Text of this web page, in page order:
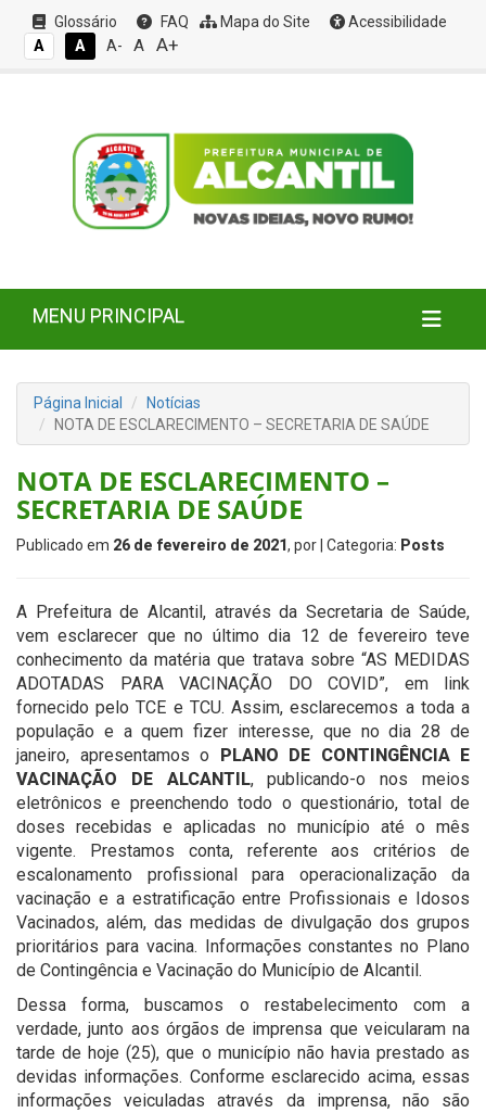
Glossário FAQ Mapa do Site
Acessibilidade
A
A A- A A+
MENU PRINCIPAL
Página Inicial
Notícias
NOTA DE ESCLARECIMENTO – SECRETARIA DE SAÚDE
NOTA DE ESCLARECIMENTO –
SECRETARIA DE SAÚDE
Publicado em 26 de fevereiro de 2021, por | Categoria: Posts
A Prefeitura de Alcantil, através da Secretaria de Saúde,
vem esclarecer que no último dia 12 de fevereiro teve
conhecimento da matéria que tratava sobre “AS MEDIDAS
ADOTADAS PARA VACINAÇÃO DO COVID”, em link
fornecido pelo TCE e TCU. Assim, esclarecemos a toda a
população e a quem fizer interesse, que no dia 28 de
janeiro, apresentamos o PLANO DE CONTINGÊNCIA E
VACINAÇÃO DE ALCANTIL, publicando-o nos meios
eletrônicos e preenchendo todo o questionário, total de
doses recebidas e aplicadas no município até o mês
vigente. Prestamos conta, referente aos critérios de
escalonamento profissional para operacionalização da
vacinação e a estratificação entre Profissionais e Idosos
Vacinados, além, das medidas de divulgação dos grupos
prioritários para vacina. Informações constantes no Plano
de Contingência e Vacinação do Município de Alcantil.
Dessa forma, buscamos o restabelecimento com a
verdade, junto aos órgãos de imprensa que veicularam na
tarde de hoje (25), que o município não havia prestado as
devidas informações. Conforme esclarecido acima, essas
informações veiculadas através da imprensa, não são